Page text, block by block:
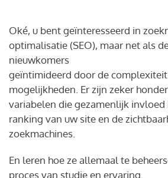
Oké, u bent geïnteresseerd in
optimalisatie (SEO), maar net als
nieuwkomers
geïntimideerd door de
mogelijkheden. Er zijn zeker
variabelen die gezamenlijk invloed
ranking van uw site en de
zoekmachines.
En leren hoe ze allemaal te
proces van studie en ervaring.